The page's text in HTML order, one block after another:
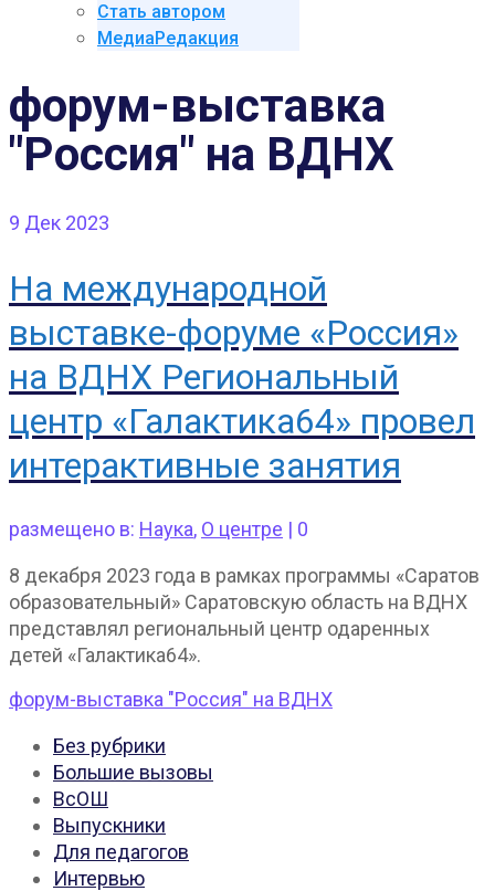
Стать автором
МедиаРедакция
форум-выставка
"Россия" на ВДНХ
9 Дек 2023
На международной
выставке-форуме «Россия»
на ВДНХ Региональный
центр «Галактика64» провел
интерактивные занятия
размещено в: Наука, О центре | 0
8 декабря 2023 года в рамках программы «Саратов
образовательный» Саратовскую область на ВДНХ
представлял региональный центр одаренных
детей «Галактика64».
форум-выставка "Россия" на ВДНХ
Без рубрики
Большие вызовы
ВсОШ
Выпускники
Для педагогов
Интервью